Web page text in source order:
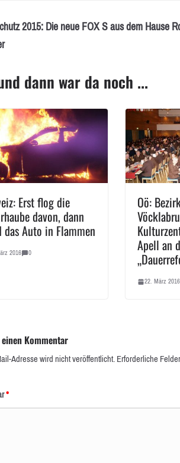
2015: Die neue FOX S aus dem Hause
dann war da noch ...
Erst flog die
davon, dann
das Auto in Flammen
2016 0
Oö:
Apell an
22. März 2016
Kommentar
Adresse wird nicht veröffentlicht.Erforderliche
*